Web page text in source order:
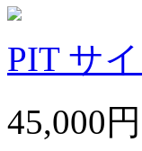
PIT サ
45,000